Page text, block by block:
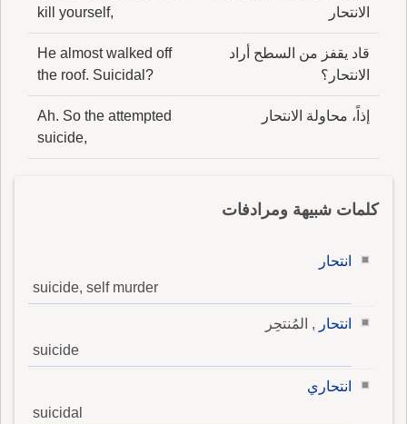
الانتحار
kill yourself,
قاد يقفز من السطح أراد
الانتحار؟
He almost walked off
the roof. Suicidal?
إذاً، محاولة الانتحار
Ah. So the attempted
suicide,
كلمات شبيهة ومرادفات
انتحار
suicide, self murder
انتحار , المُنتحِر
suicide
انتحاري
suicidal